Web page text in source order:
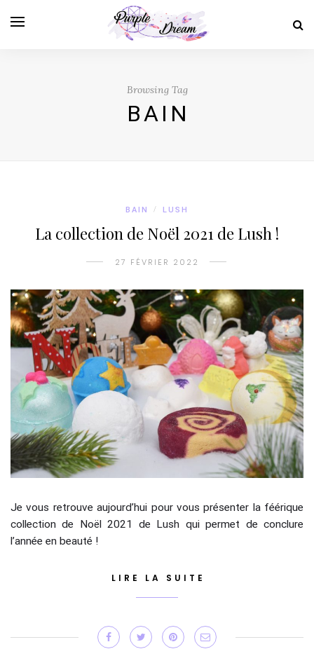
Browsing Tag
BAIN
BAIN / LUSH
La collection de Noël 2021 de Lush !
27 FÉVRIER 2022
Je vous retrouve aujourd’hui pour vous présenter la féérique
collection de Noël 2021 de Lush qui permet de conclure
l’année en beauté !
LIRE LA SUITE